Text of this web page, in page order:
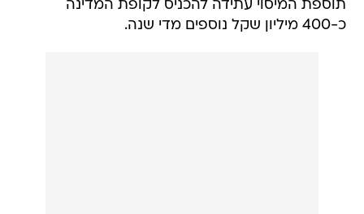
תוספת המיסוי עתידה להכניס לקופת המדינה
כ-400 מיליון שקל נוספים מדי שנה.